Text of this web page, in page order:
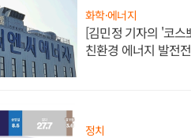
화학·에너지
[김민정 기자의 '코스
친환경 에너지 발전
정치